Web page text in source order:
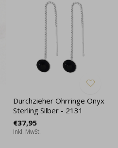
Durchzieher Ohrringe Onyx
Sterling Silber - 2131
€37,95
Inkl. MwSt.